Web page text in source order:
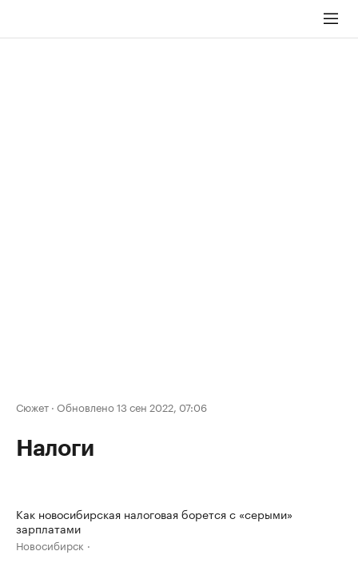
Сюжет · Обновлено 13 сен 2022, 07:06
Налоги
Как новосибирская налоговая борется с «серыми»
зарплатами
Новосибирск